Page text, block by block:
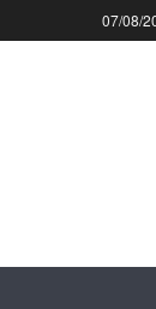
07/08/